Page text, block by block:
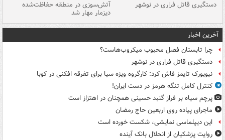
دستگیری قاتل فراری در نوشهر آتش‌سوزی در منطقه حفاظت‌شده
دیزمار مهار شد
آخرین اخبار
چرا تابستان فصل محبوب میکروب‌هاست؟
دستگیری قاتل فراری در نوشهر
نیویورک تایمز فاش کرد: کارگروه ویژه سیا برای تفرقه افکنی در کوبا
کنترل کامل تنگه هرمز در دست ایران!
پرچم سیاه بر فراز گنبد حسینی همچنان در اهتزاز است
ماجرای پیاده روی اربعین حاج رمضان
این دیپلماسی نمایشی، شکست خورده است
روایت پزشکیان از انحلال بانک آینده